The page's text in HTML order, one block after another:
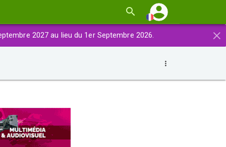
×
2027 au lieu du 1er Septembre 2026.